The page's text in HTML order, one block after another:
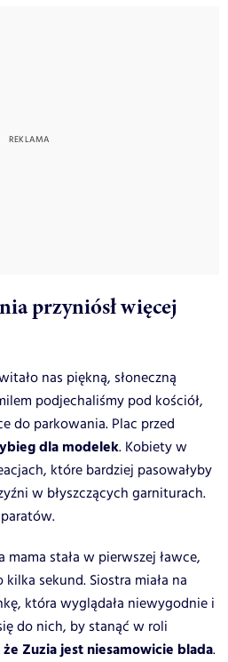
przyniósł więcej
nas piękną, słoneczną
podjechaliśmy pod kościół,
do parkowania. Plac przed
dla modelek. Kobiety w
które bardziej pasowałyby
w błyszczących garniturach.
stała w pierwszej ławce,
sekund. Siostra miała na
która wyglądała niewygodnie i
do nich, by stanąć w roli
że Zuzia jest niesamowicie blada.